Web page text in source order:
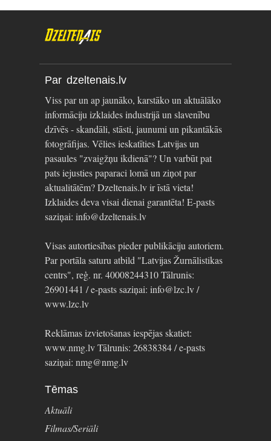
Par dzeltenais.lv
Viss par un ap jaunāko, karstāko un aktuālāko
informāciju izklaides industrijā un slavenību
dzīvēs - skandāli, stāsti, jaunumi un pikantākās
fotogrāfijas. Vēlies ieskatīties Latvijas un
pasaules "zvaigžņu ikdienā"? Un varbūt pat
pats iejusties paparaci lomā un ziņot par
aktualitātēm? Dzeltenais.lv ir īstā vieta!
Izklaides deva visai dienai garantēta! E-pasts
saziņai: info@dzeltenais.lv
Visas autortiesības pieder publikāciju autoriem.
Par portāla saturu atbild "Latvijas Žurnālistikas
centrs", reģ. nr. 40008244310 Tālrunis:
26901441 / e-pasts saziņai: info@lzc.lv /
www.lzc.lv
Reklāmas izvietošanas iespējas skatiet:
www.nmg.lv Tālrunis: 26838384 / e-pasts
saziņai: nmg@nmg.lv
Tēmas
Aktuāli
Filmas/Seriāli